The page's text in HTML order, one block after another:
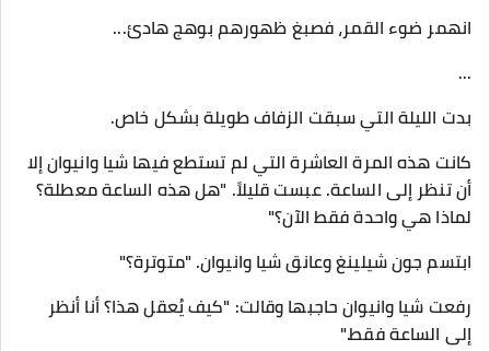
انهمر ضوء القمر، فصبغ ظهورهم بوهج هادئ...
...
بدت الليلة التي سبقت الزفاف طويلة بشكل خاص.
كانت هذه المرة العاشرة التي لم تستطع فيها شيا وانيوان إلا
أن تنظر إلى الساعة. عبست قليلاً. "هل هذه الساعة معطلة؟
لماذا هي واحدة فقط الآن؟"
ابتسم جون شيلينغ وعانق شيا وانيوان. "متوترة؟"
رفعت شيا وانيوان حاجبها وقالت: "كيف يُعقل هذا؟ أنا أنظر
إلى الساعة فقط."